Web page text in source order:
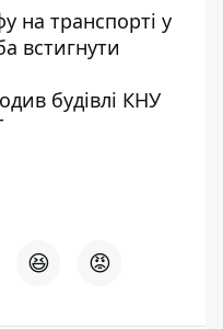
на транспорті у
встигнути
будівлі КНУ
😆 😡